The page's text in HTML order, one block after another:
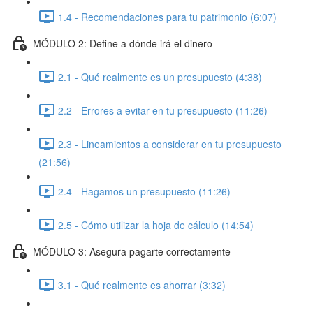
1.4 - Recomendaciones para tu patrimonio (6:07)
MÓDULO 2: Define a dónde irá el dinero
2.1 - Qué realmente es un presupuesto (4:38)
2.2 - Errores a evitar en tu presupuesto (11:26)
2.3 - Lineamientos a considerar en tu presupuesto
(21:56)
2.4 - Hagamos un presupuesto (11:26)
2.5 - Cómo utilizar la hoja de cálculo (14:54)
MÓDULO 3: Asegura pagarte correctamente
3.1 - Qué realmente es ahorrar (3:32)